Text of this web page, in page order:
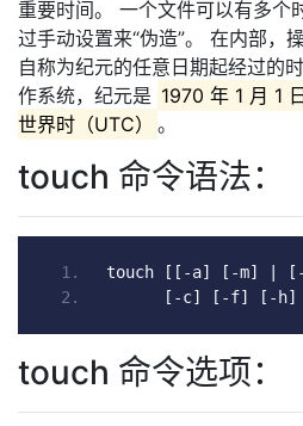
重要时间。 一个文件可以有多个
过手动设置来“伪造”。 在内部，
自称为纪元的任意日期起经过的
作系统，纪元是 1970 年 1 月 1
世界时（UTC）
。
touch 命令语法：
touch [[-a] [-m]
[-c] [-f] [- h]
touch 命令选项：